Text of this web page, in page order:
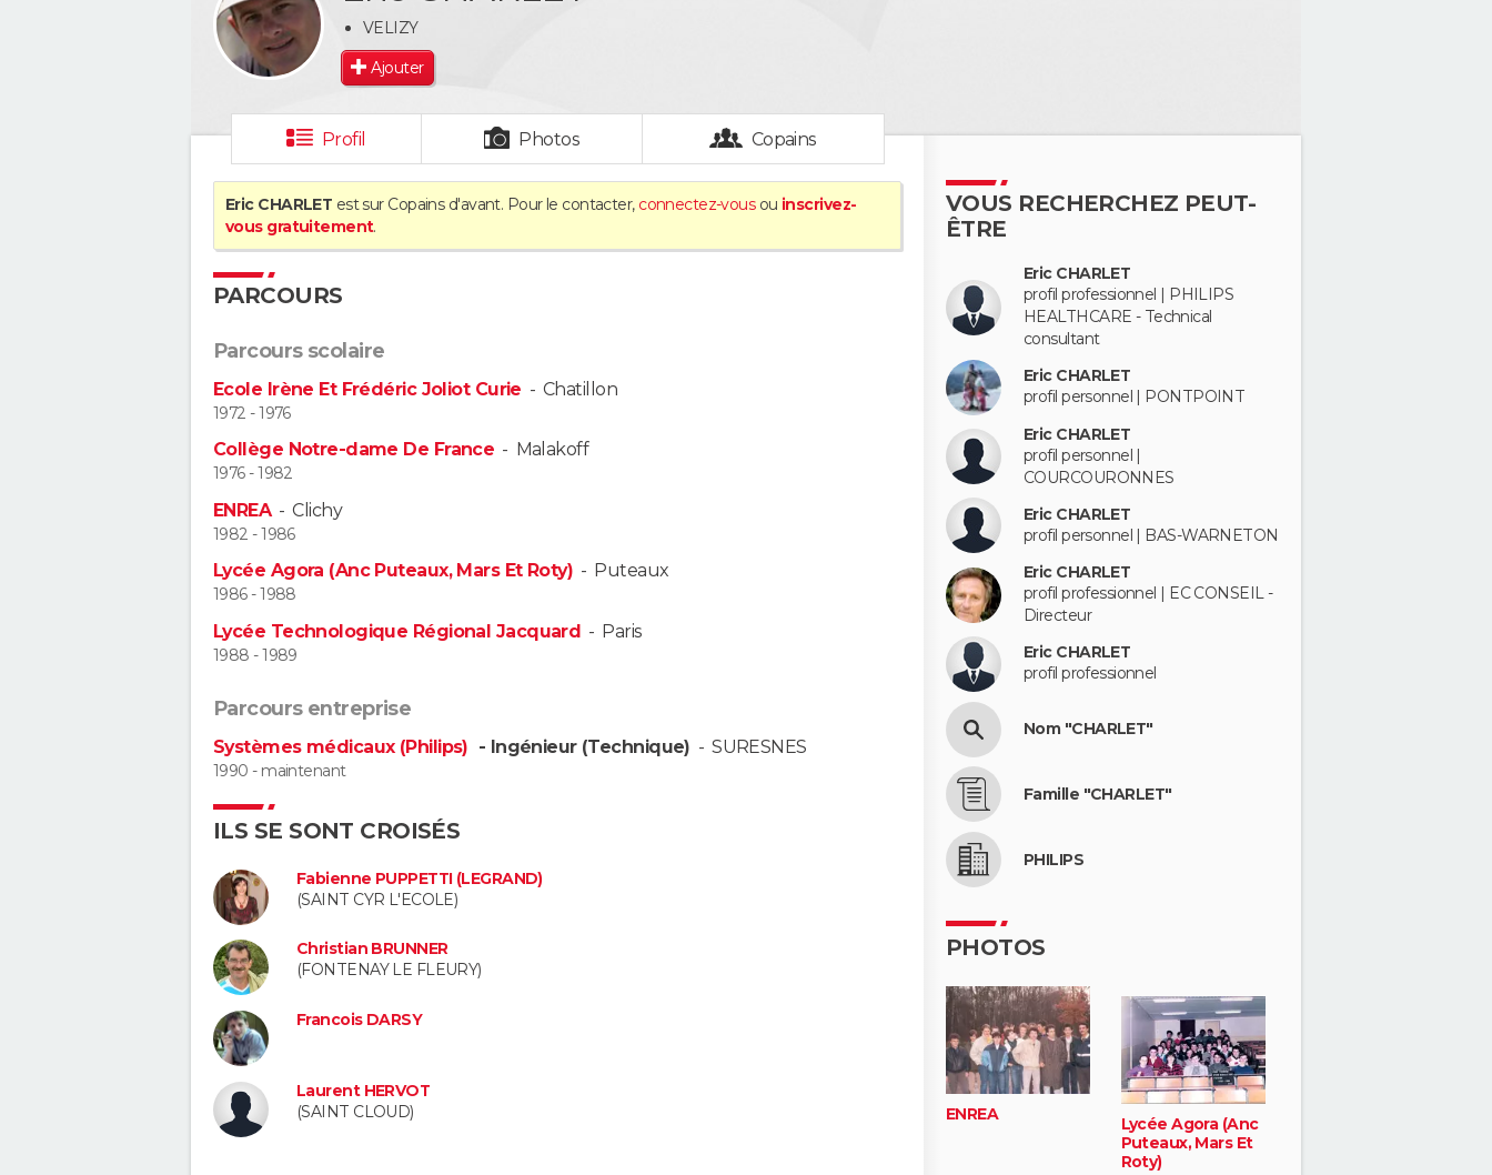
VELIZY
Ajouter
Profil Photos Copains
Eric CHARLET est sur Copains d'avant. Pour le contacter, connectez-vousou inscrivez-
vous gratuitement.
PARCOURS
Parcours scolaire
Ecole Irène Et Frédéric Joliot Curie -Chatillon
1972 - 1976
Collège Notre-dame De France - Malakoff
1976 - 1982
ENREA-Clichy
1982 - 1986
Lycée Agora (Anc Puteaux, Mars Et Roty) - Puteaux
1986 - 1988
Lycée Technologique Régional Jacquard - Paris
1988 - 1989
Parcours entreprise
Systèmes médicaux (Philips) - Ingénieur (Technique) -SURESNES
1990 - maintenant
ILS SE SONT CROISÉS
Fabienne PUPPETTI (LEGRAND)
(SAINT CYR L'ECOLE)
Christian BRUNNER
(FONTENAY LE FLEURY)
Francois DARSY
Laurent HERVOT
(SAINT CLOUD)
VOUS RECHERCHEZ PEUT-
ÊTRE
Eric CHARLET
profil professionnel | PHILIPS
HEALTHCARE - Technical
consultant
Eric CHARLET
profil personnel | PONTPOINT
Eric CHARLET
profil personnel |
COURCOURONNES
Eric CHARLET
profil personnel | BAS-WARNETON
Eric CHARLET
profil professionnel | EC CONSEIL -
Directeur
Eric CHARLET
profil professionnel
Nom "CHARLET"
Famille "CHARLET"
PHILIPS
PHOTOS
ENREA
Lycée Agora (Anc
Puteaux, Mars Et
Roty)